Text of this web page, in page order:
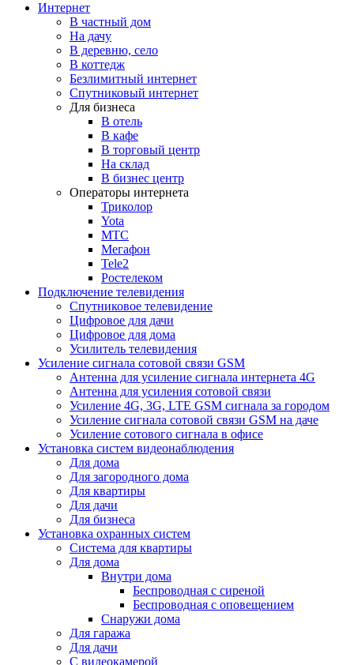
Интернет
В частный дом
На дачу
В деревню, село
В коттедж
Безлимитный интернет
Спутниковый интернет
Для бизнеса
В отель
В кафе
В торговый центр
На склад
В бизнес центр
Операторы интернета
Триколор
Yota
МТС
Мегафон
Tele2
Ростелеком
Подключение телевидения
Спутниковое телевидение
Цифровое для дачи
Цифровое для дома
Усилитель телевидения
Усиление сигнала сотовой связи GSM
Антенна для усиление сигнала интернета 4G
Антенна для усиления сотовой связи
Усиление 4G, 3G, LTE GSM сигнала за городом
Усиление сигнала сотовой связи GSM на даче
Усиление сотового сигнала в офисе
Установка систем видеонаблюдения
Для дома
Для загородного дома
Для квартиры
Для дачи
Для бизнеса
Установка охранных систем
Система для квартиры
Для дома
Внутри дома
Беспроводная с сиреной
Беспроводная с оповещением
Снаружи дома
Для гаража
Для дачи
С видеокамерой